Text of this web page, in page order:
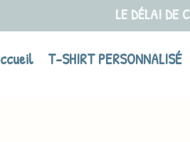
LE DÉLAI DE
T-SHIRT PERSONNALISÉ